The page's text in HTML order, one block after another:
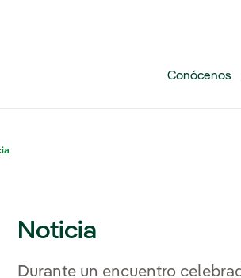
Conócenos
Noticia
Durante un encuentro